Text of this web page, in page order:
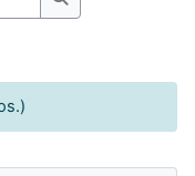
Buscar en foros